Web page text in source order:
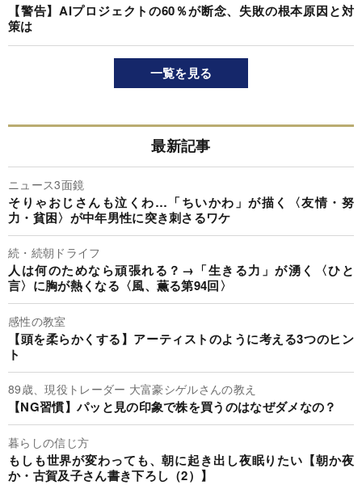
【警告】AIプロジェクトの60％が断念、失敗の根本原因と対
策は
一覧を見る
最新記事
ニュース3面鏡
そりゃおじさんも泣くわ…「ちいかわ」が描く〈友情・努
力・貧困〉が中年男性に突き刺さるワケ
続・続朝ドライフ
人は何のためなら頑張れる？→「生きる力」が湧く〈ひと
言〉に胸が熱くなる〈風、薫る第94回〉
感性の教室
【頭を柔らかくする】アーティストのように考える3つのヒン
ト
89歳、現役トレーダー 大富豪シゲルさんの教え
【NG習慣】パッと見の印象で株を買うのはなぜダメなの？
暮らしの信じ方
もしも世界が変わっても、朝に起き出し夜眠りたい【朝か夜
か・古賀及子さん書き下ろし（2）】